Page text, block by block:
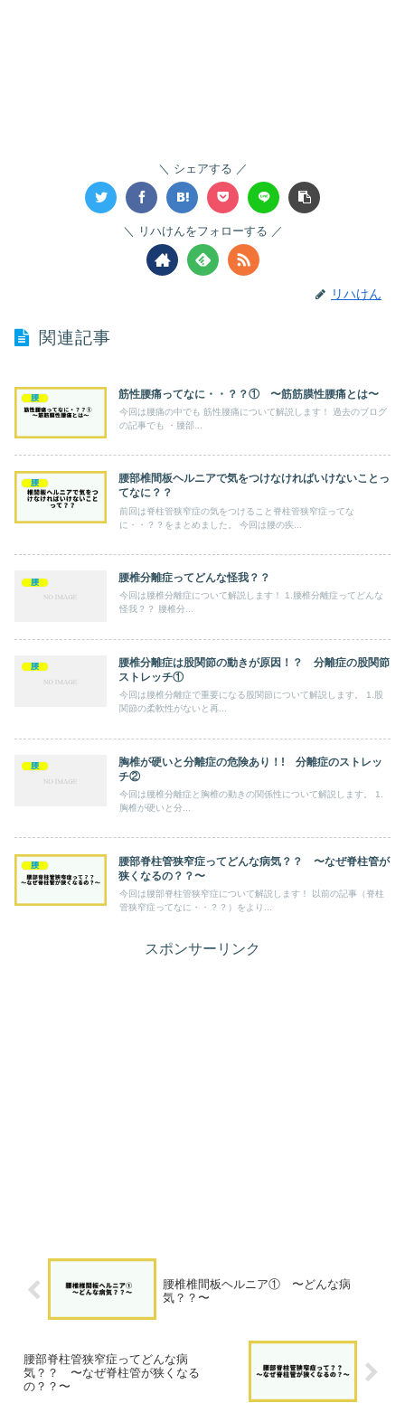
シェアする
リハけんをフォローする
リハけん
関連記事
腰 筋性腰痛ってなに・・？？① 〜筋筋膜性腰痛とは〜
今回は腰痛の中でも 筋性腰痛について解説します！ 過去のブログ
の記事でも ・腰部...
腰
腰部椎間板ヘルニアで気をつけなければいけないことっ
てなに？？
前回は脊柱管狭窄症の気をつけること脊柱管狭窄症ってな
に・・？？をまとめました。 今回は腰の疾...
腰 腰椎分離症ってどんな怪我？？
今回は腰椎分離症について解説します！ 1.腰椎分離症ってどんな
怪我？？ 腰椎分...
腰
腰椎分離症は股関節の動きが原因！？ 分離症の股関節
ストレッチ①
今回は腰椎分離症で重要になる股関節について解説します。 1.股
関節の柔軟性がないと再...
腰
胸椎が硬いと分離症の危険あり！! 分離症のストレッ
チ②
今回は腰椎分離症と胸椎の動きの関係性について解説します。 1.
胸椎が硬いと分...
腰
腰部脊柱管狭窄症ってどんな病気？？ 〜なぜ脊柱管が
狭くなるの？？〜
今回は腰部脊柱管狭窄症について解説します！ 以前の記事（脊柱
管狭窄症ってなに・・？？）をより...
スポンサーリンク
腰椎椎間板ヘルニア① 〜どんな病
気？？〜
腰部脊柱管狭窄症ってどんな病
気？？ 〜なぜ脊柱管が狭くなる
の？？〜